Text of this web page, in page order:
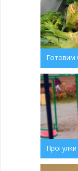
Готовим